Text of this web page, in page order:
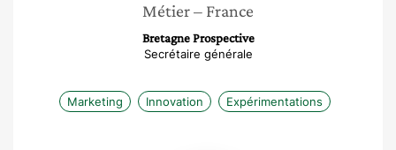
Métier– France
Bretagne Prospective
Secrétaire générale
Marketing Innovation Expérimentations